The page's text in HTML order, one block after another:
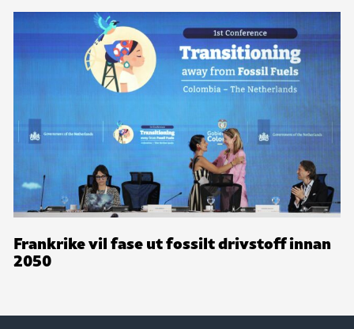
Frankrike vil fase ut fossilt drivstoff innan
2050